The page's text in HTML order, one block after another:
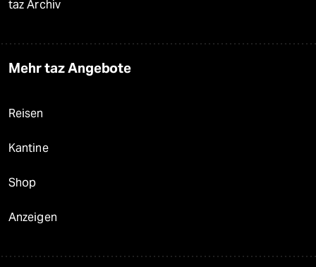
taz Archiv
Mehr taz Angebote
Reisen
Kantine
Shop
Anzeigen